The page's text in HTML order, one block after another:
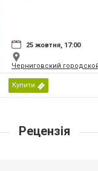
25 жовтня, 17:00
Черниговский
Купити
Рецензія